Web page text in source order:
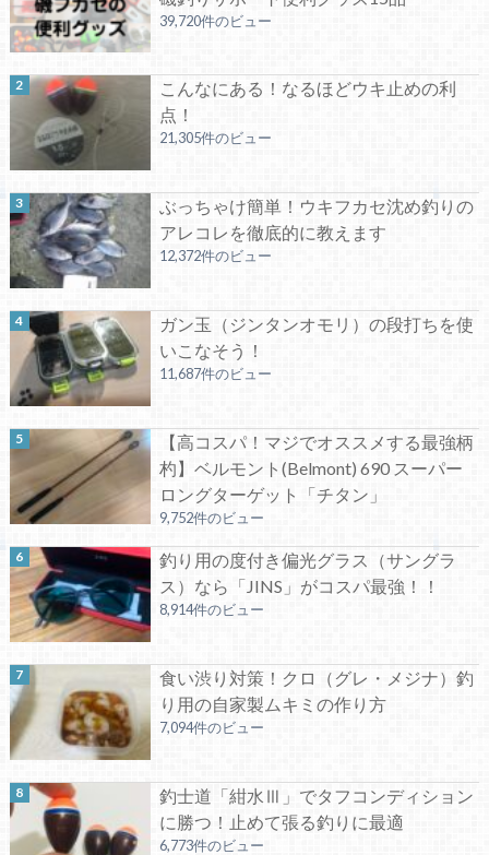
39,720件のビュー
こんなにある！なるほどウキ止めの利
点！
21,305件のビュー
ぶっちゃけ簡単！ウキフカセ沈め釣りの
アレコレを徹底的に教えます
12,372件のビュー
ガン玉（ジンタンオモリ）の段打ちを使
いこなそう！
11,687件のビュー
【高コスパ！マジでオススメする最強柄
杓】ベルモント(Belmont) 690 スーパー
ロングターゲット「チタン」
9,752件のビュー
釣り用の度付き偏光グラス（サングラ
ス）なら「JINS」がコスパ最強！！
8,914件のビュー
食い渋り対策！クロ（グレ・メジナ）釣
り用の自家製ムキミの作り方
7,094件のビュー
釣士道「紺水Ⅲ」でタフコンディション
に勝つ！止めて張る釣りに最適
6,773件のビュー